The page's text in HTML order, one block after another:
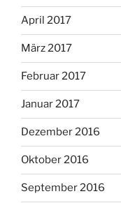
April 2017
März 2017
Februar 2017
Januar 2017
Dezember 2016
Oktober 2016
September 2016